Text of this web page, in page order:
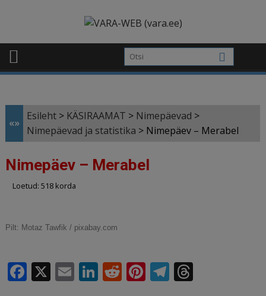
«»
Esileht > KÄSIRAAMAT > Nimepäevad >
Nimepäevad ja statistika > Nimepäev – Merabel
Nimepäev – Merabel
Loetud: 518 korda
Pilt: Motaz Tawfik / pixabay.com
F X E Li R Pi T